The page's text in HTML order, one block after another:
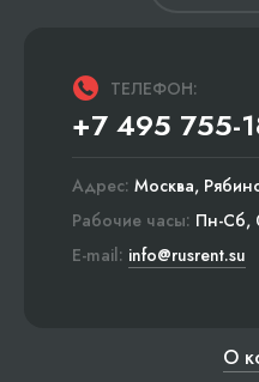
ТЕЛЕФОН:
+7 495 755-
Адрес: Москва,
Рабочие часы: Пн-Сб,
E-mail: info@rusrent.su
О